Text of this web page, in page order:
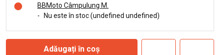
BBMoto Câmpulung M.
-
Nu este în stoc (undefined undefined)
Adăugați în coș